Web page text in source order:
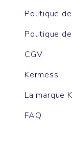
Politique
Politique
CGV
Kermess
La marque
FAQ